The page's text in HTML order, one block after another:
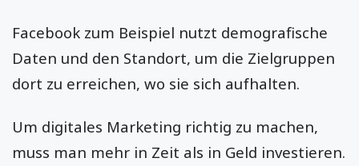
Facebook zum Beispiel nutzt demografische
Daten und den Standort, um die Zielgruppen
dort zu erreichen, wo sie sich aufhalten.
Um digitales Marketing richtig zu machen,
muss man mehr in Zeit als in Geld investieren.